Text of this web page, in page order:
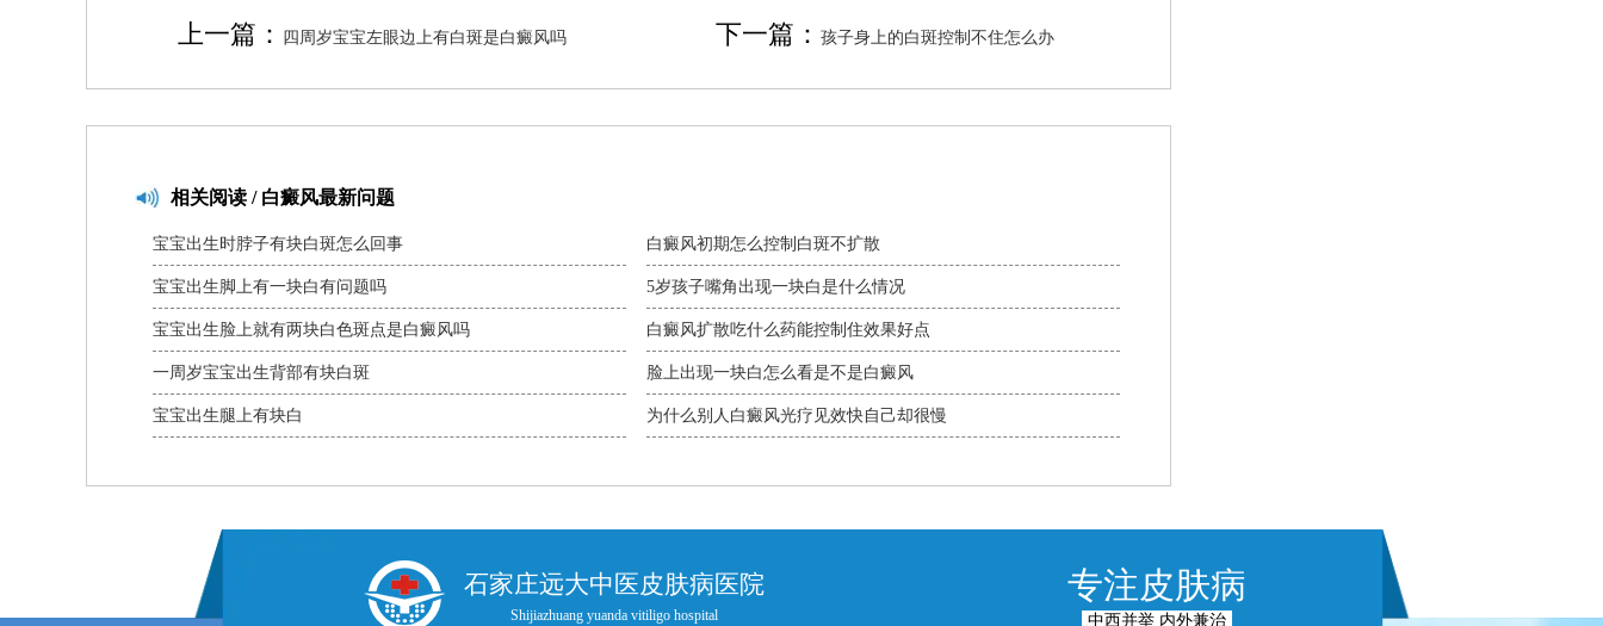
上一篇： 四周岁宝宝左眼边上有白斑是白癜风吗 下一篇：孩子身上的白斑控制不住怎么办
相关阅读 / 白癜风最新问题
宝宝出生时脖子有块白斑怎么回事
宝宝出生脚上有一块白有问题吗
宝宝出生脸上就有两块白色斑点是白癜风吗
一周岁宝宝出生背部有块白斑
宝宝出生腿上有块白
白癜风初期怎么控制白斑不扩散
5岁孩子嘴角出现一块白是什么情况
白癜风扩散吃什么药能控制住效果好点
脸上出现一块白怎么看是不是白癜风
为什么别人白癜风光疗见效快自己却很慢
石家庄远大中医皮肤病医院
Shijiazhuang yuanda vitiligo hospital
专注皮肤病
中西并举 内外兼治